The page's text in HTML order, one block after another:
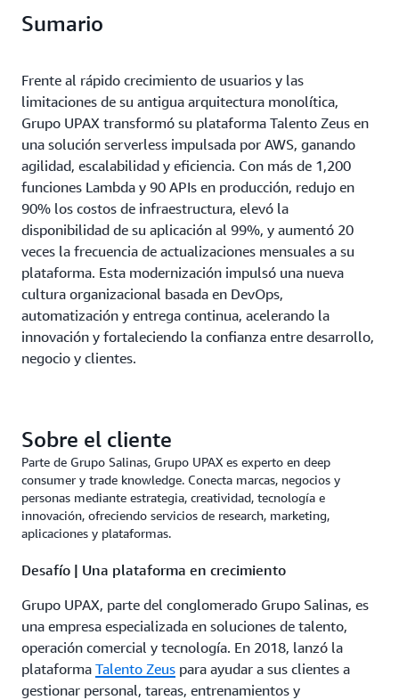
Sumario
Frente al rápido crecimiento de usuarios y las
limitaciones de su antigua arquitectura monolítica,
Grupo UPAX transformó su plataforma Talento Zeus en
una solución serverless impulsada por AWS, ganando
agilidad, escalabilidad y eficiencia. Con más de 1,200
funciones Lambda y 90 APIs en producción, redujo en
90% los costos de infraestructura, elevó la
disponibilidad de su aplicación al 99%, y aumentó 20
veces la frecuencia de actualizaciones mensuales a su
plataforma. Esta modernización impulsó una nueva
cultura organizacional basada en DevOps,
automatización y entrega continua, acelerando la
innovación y fortaleciendo la confianza entre desarrollo,
negocio y clientes.
Sobre el cliente
Parte de Grupo Salinas, Grupo UPAX es experto en deep
consumer y trade knowledge. Conecta marcas, negocios y
personas mediante estrategia, creatividad, tecnología e
innovación, ofreciendo servicios de research, marketing,
aplicaciones y plataformas.
Desafío | Una plataforma en crecimiento
Grupo UPAX, parte del conglomerado Grupo Salinas, es
una empresa especializada en soluciones de talento,
operación comercial y tecnología. En 2018, lanzó la
plataforma Talento Zeus para ayudar a sus clientes a
gestionar personal, tareas, entrenamientos y